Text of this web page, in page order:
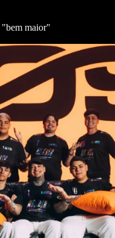
"bem maior"